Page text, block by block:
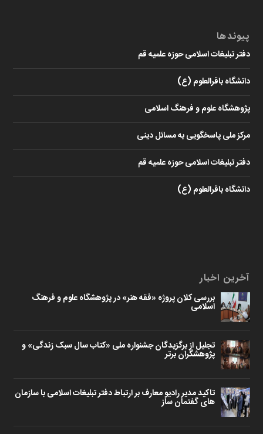
پیوندها
دفتر تبلیغات اسلامی حوزه علمیه قم
دانشگاه باقرالعلوم (ع)
پژوهشگاه علوم و فرهنگ اسلامی
مرکز ملی پاسخگویی به مسائل دینی
دفتر تبلیغات اسلامی حوزه علمیه قم
دانشگاه باقرالعلوم (ع)
آخرین اخبار
بررسی کلان پروژه «فقه هنر» در پژوهشگاه علوم و فرهنگ
اسلامی
تجلیل از برگزیدگان جشنواره ملی «کتاب سال سبک زندگی» و
پژوهشگران برتر
تاکید مدیر رادیو معارف بر ارتباط دفتر تبلیغات اسلامی با سازمان
های گفتمان ساز